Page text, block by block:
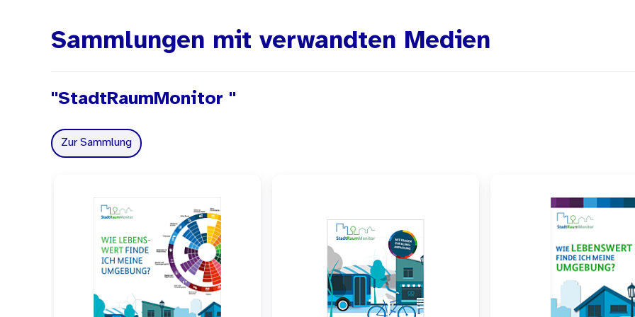
Sammlungen mit verwandten Medien
"StadtRaumMonitor "
Zur Sammlung